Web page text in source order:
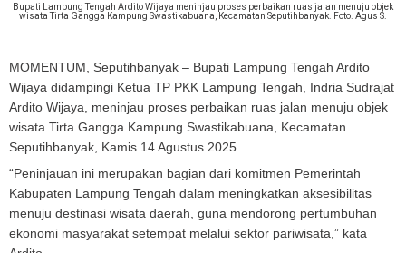
Bupati Lampung Tengah Ardito Wijaya meninjau proses perbaikan ruas jalan menuju objek
wisata Tirta Gangga Kampung Swastikabuana, Kecamatan Seputihbanyak. Foto. Agus S.
MOMENTUM, Seputihbanyak – Bupati Lampung Tengah Ardito
Wijaya didampingi Ketua TP PKK Lampung Tengah, Indria Sudrajat
Ardito Wijaya, meninjau proses perbaikan ruas jalan menuju objek
wisata Tirta Gangga Kampung Swastikabuana, Kecamatan
Seputihbanyak, Kamis 14 Agustus 2025.
“Peninjauan ini merupakan bagian dari komitmen Pemerintah
Kabupaten Lampung Tengah dalam meningkatkan aksesibilitas
menuju destinasi wisata daerah, guna mendorong pertumbuhan
ekonomi masyarakat setempat melalui sektor pariwisata,” kata